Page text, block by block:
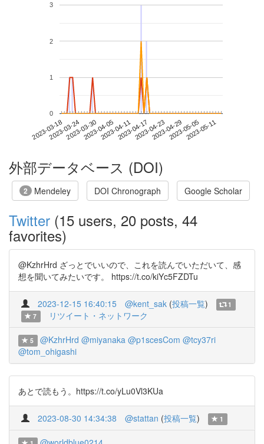
2023-03-182023-03-242023-03-302023-04-052023-04-112023-04-172023-04-232023-04-292023-05-052023-05-11
0
1
2
3
外部データベース (DOI)
2 Mendeley DOI Chronograph Google Scholar
Twitter (15 users, 20 posts, 44
favorites)
@KzhrHrd ざっとでいいので、これを読んでいただいて、感
想を聞いてみたいです。 https://t.co/kiYc5FZDTu
2023-12-15 16:40:15 @kent_sak (投稿一覧)
1
7
リツイート・ネットワーク
5 @KzhrHrd @miyanaka @p1scesCom @tcy37ri
@tom_ohigashi
あとで読もう。https://t.co/yLu0Vl3KUa
2023-08-30 14:34:38 @stattan (投稿一覧) 1